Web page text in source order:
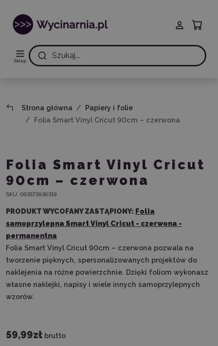
Sklep
Szukaj...
Strona główna
Papiery i folie
Folia Smart Vinyl Cricut 90cm – czerwona
Folia Smart Vinyl Cricut
90cm – czerwona
SKU: 093573936319
PRODUKT WYCOFANY ZASTĄPIONY: Folia
samoprzylepna Smart Vinyl Cricut - czerwona -
permanentna
Folia Smart Vinyl Cricut 90cm – czerwona pozwala na
tworzenie pięknych, spersonalizowanych projektów do
naklejenia na różne powierzchnie. Dzięki foliom wykonasz
własne naklejki, napisy i wiele innych samoprzylepnych
wzorów.
59,99zł brutto